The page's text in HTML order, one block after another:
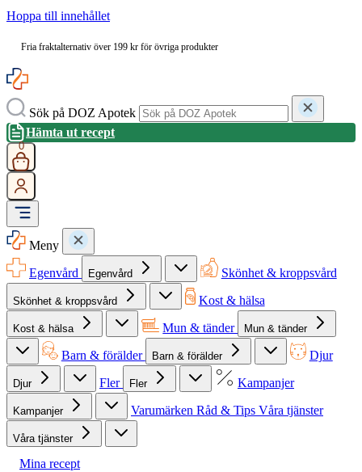
Hoppa till innehållet
Fria fraktalternativ över 199 kr för övriga produkter
Sök på DOZ Apotek
Hämta ut recept
0
Meny
Egenvård
Egenvård Skönhet & kroppsvård
Skönhet & kroppsvård Kost & hälsa
Kost & hälsa Mun & tänder Mun & tänder
Barn & förälder Barn & förälder Djur
Djur Fler Fler Kampanjer
Kampanjer Varumärken Råd & Tips Våra tjänster
Våra tjänster
Mina recept